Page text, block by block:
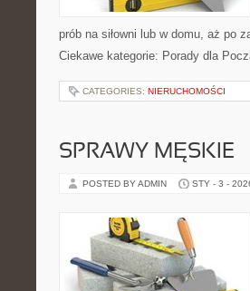
prób na siłowni lub w domu, aż po
Ciekawe kategorie: Porady dla
CATEGORIES: NIERUCHOMOŚCI
SPRAWY MĘSKIE
POSTED BY ADMIN STY - 3 -